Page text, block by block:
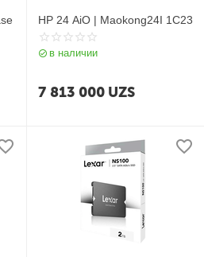
HP 24 AiO | Maokong24I 1C23
в наличии
7 813 000 UZS